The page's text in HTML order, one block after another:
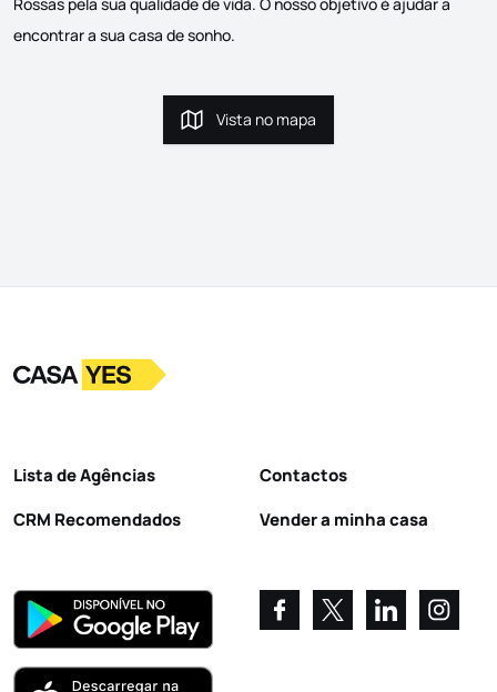
encontrar a sua casa de sonho.
Vista no mapa
Vista no mapa
LogoIr para a homepage
Lista de Agências
CRM Recomendados
Contactos
Vender a minha casa